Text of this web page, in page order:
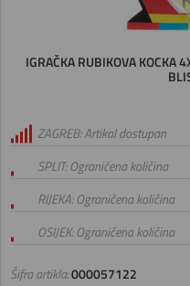
IGRAČKA RUBIKOVA
Šifra artikla:000057122
ZAGREB: Artikal dostupan
SPLIT: Ograničena količina
RIJEKA: Ograničena količina
OSIJEK: Ograničena količina